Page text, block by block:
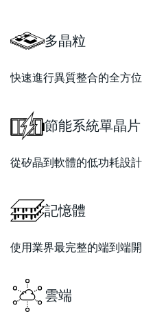
多晶粒
快速進行異質整合的全方位
節能系統單晶片
從矽晶到軟體的低功耗設
記憶體
使用業界最完整的端到端
雲端